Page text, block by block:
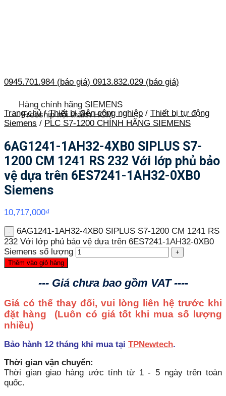
0945.701.984 (báo giá) 0913.832.029 (báo giá)
Hàng chính hãng SIEMENS
Freeship nội thành HCM
Trang chủ / Thiết bị điện công nghiệp / Thiết bị tự động
Siemens / PLC S7-1200 CHÍNH HÃNG SIEMENS
6AG1241-1AH32-4XB0 SIPLUS S7-
1200 CM 1241 RS 232 Với lớp phủ bảo
vệ dựa trên 6ES7241-1AH32-0XB0
Siemens
10,717,000₫
6AG1241-1AH32-4XB0 SIPLUS S7-1200 CM 1241 RS
232 Với lớp phủ bảo vệ dựa trên 6ES7241-1AH32-0XB0
Siemens số lượng
Thêm vào giỏ hàng
--- Giá chưa bao gồm VAT ----
Giá có thể thay đổi, vui lòng liên hệ trước khi
đặt hàng (Luôn có giá tốt khi mua số lượng
nhiều)
Bảo hành 12 tháng khi mua tại TPNewtech.
Thời gian vận chuyển:
Thời gian giao hàng ước tính từ 1 - 5 ngày trên toàn
quốc.